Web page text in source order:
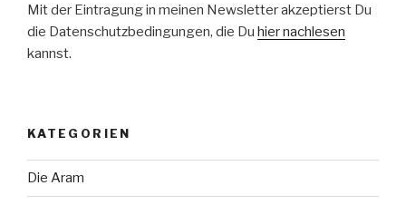
Mit der Eintragung in meinen Newsletter akzeptierst Du
die Datenschutzbedingungen, die Du hier nachlesen
kannst.
KATEGORIEN
Die Aram